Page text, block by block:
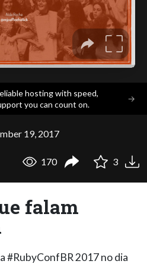
hosting with speed,
you can count on.
→
19, 2017
170 3
falam
#RubyConfBR 2017 no dia